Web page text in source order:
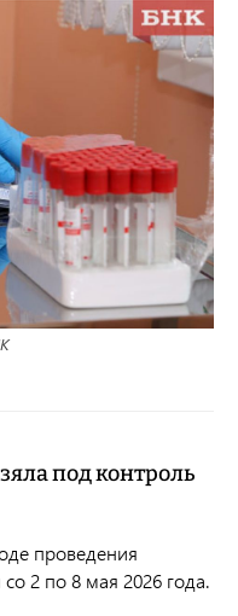
под контроль
проведения
2 по 8 мая 2026 года.